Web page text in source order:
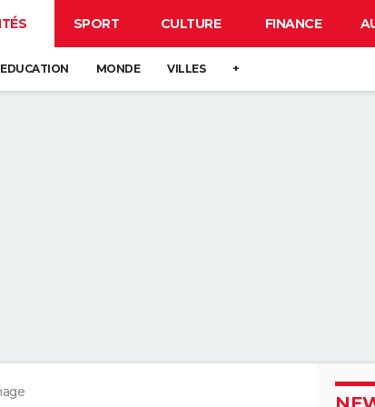
SPORT CULTURE FINANCE
EDUCATION MONDE VILLES +